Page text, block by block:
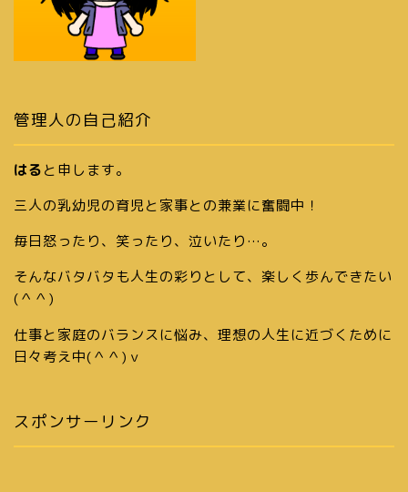
管理人の自己紹介
はると申します。
三人の乳幼児の育児と家事との兼業に奮闘中！
毎日怒ったり、笑ったり、泣いたり…。
そんなバタバタも人生の彩りとして、楽しく歩んできたい
(＾＾)
仕事と家庭のバランスに悩み、理想の人生に近づくために
日々考え中(＾＾)ｖ
スポンサーリンク